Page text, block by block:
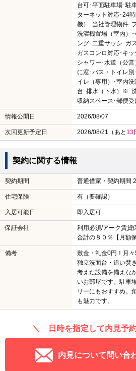
台可･平面駐車場･駐
ターネット対応･24
機）･当社管理物件･
洗濯機置場（室内）
ング･二重サッシ･ガ
ガスコンロ対応･キ
シャワー･水道（公
に窓･バス・トイレ
イレ（専用）･室内
台･排水（下水）※･
収納スペース･郵便
情報公開日 2026/08/07
次回更新予定日 2026/08/21（あと13
契約に関する情報
契約期間 普通借家・契約期間
住宅保険 有（要確認）
入居可能日 即入居可
保証会社
利用必須/アーク賃貸
合計の８０％【月額
備考
敷金・礼金0円！月
独立洗面台・追い焚
考えた設備を備えな
いお部屋です。駐車
リーにもおすすめ。
も魅力です。
＼ 日時を指定して内見予
内見について問い合